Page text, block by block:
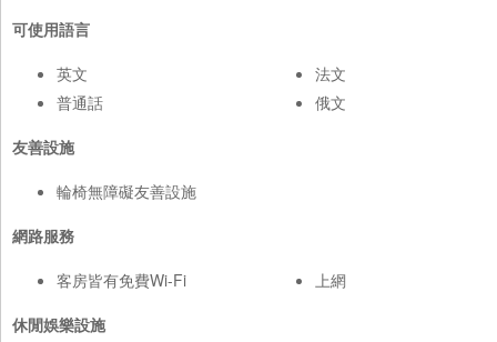
可使用語言
英文
普通話
法文
俄文
友善設施
輪椅無障礙友善設施
網路服務
客房皆有免費Wi-Fi
上網
休閒娛樂設施